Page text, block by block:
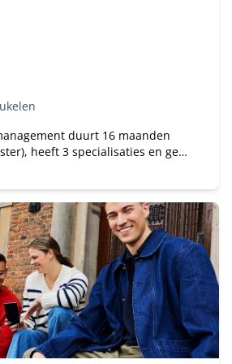
duurt 16 maanden
heeft 3 specialisaties en geeft